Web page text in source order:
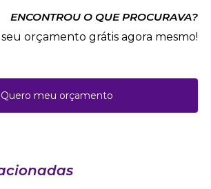
ENCONTROU O QUE PROCURAVA?
seu orçamento grátis agora mesmo!
Quero meu orçamento